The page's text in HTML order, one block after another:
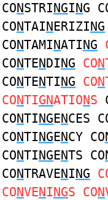
CONSTRINGING
CONTAINERIZING
CONTAMINATING
CONTENDING CON
CONTENTING CON
CONTIGNATIONS
CONTINGENCES
CONTINGENCY CO
CONTINGENTS CO
CONTRAVENING
CONVENINGS CON